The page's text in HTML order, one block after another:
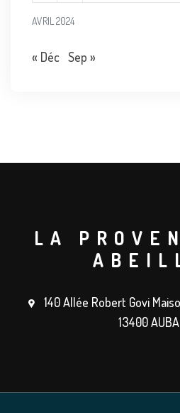
AVRIL 2024
« Déc Sep »
LA
140 Allée Robert Govi
13400